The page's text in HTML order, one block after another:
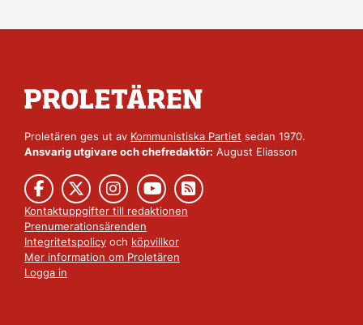
Proletären ges ut av Kommunistiska Partiet sedan 1970.
Ansvarig utgivare och chefredaktör: August Eliasson
Kontaktuppgifter till redaktionen
Prenumerationsärenden
Integritetspolicy och köpvillkor
Mer information om Proletären
Logga in